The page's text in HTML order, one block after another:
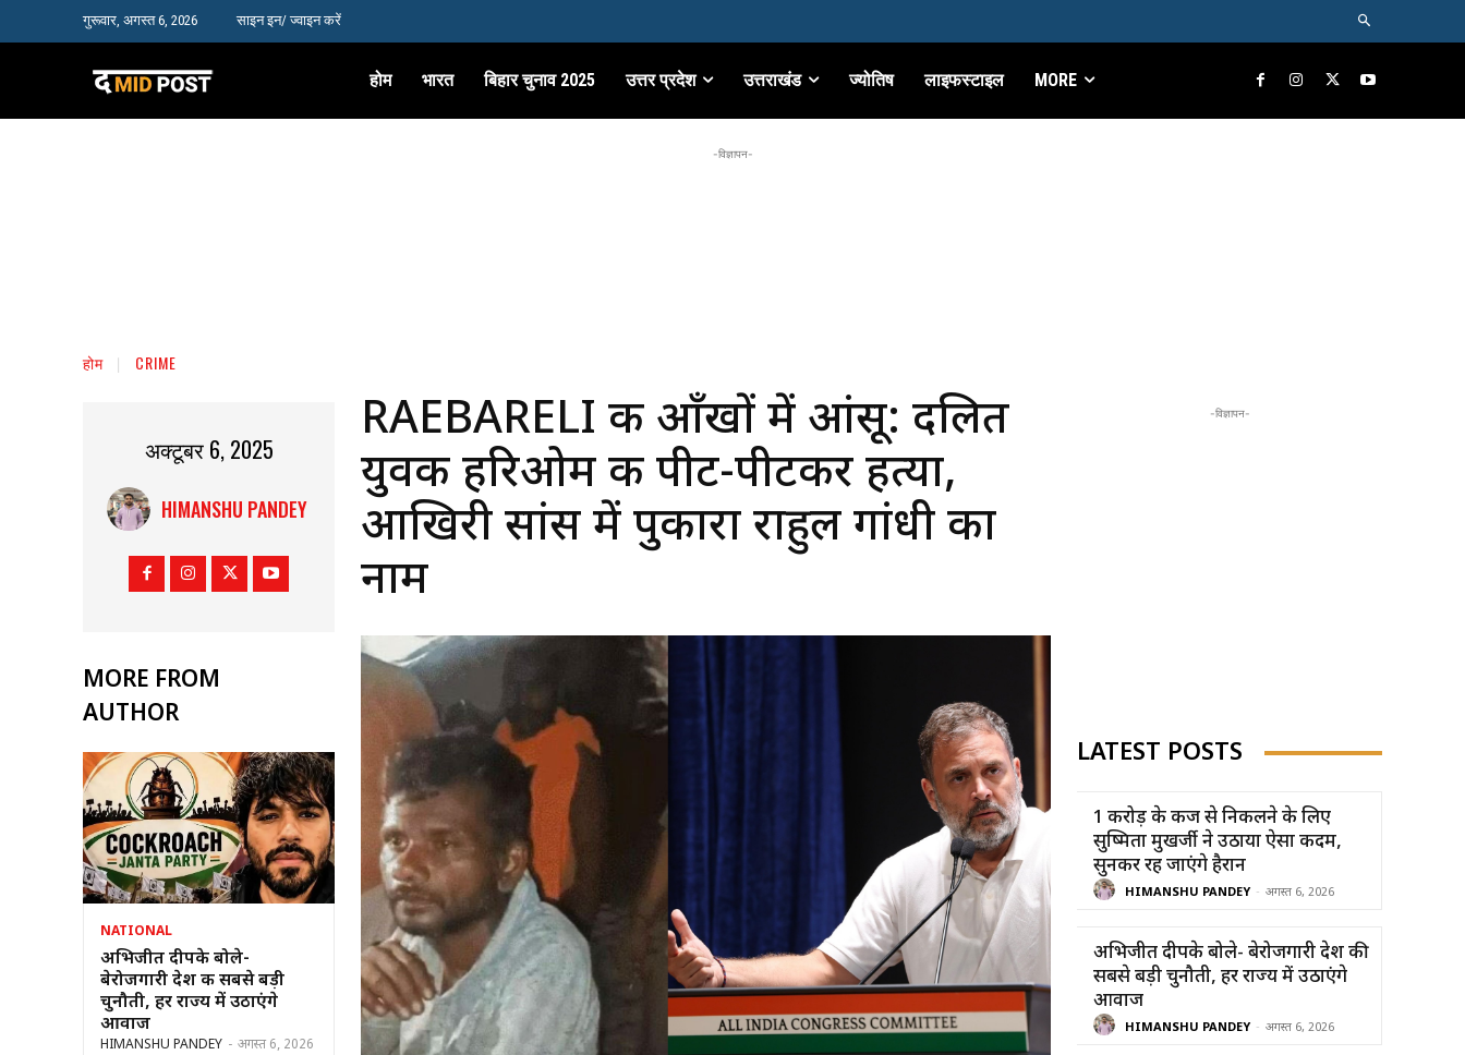
गुरूवार, अगस्त 6, 2026 साइन इन/ ज्वाइन करें
होम भारत बिहार चुनाव 2025 उत्तर प्रदेश उत्तराखंड ज्योतिष लाइफस्टाइल MORE
-विज्ञापन-
होम CRIME
अक्टूबर 6, 2025
HIMANSHU PANDEY
MORE FROM
AUTHOR
NATIONAL
अभिजीत दीपके बोले-
बेरोजगारी देश की सबसे बड़ी
चुनौती, हर राज्य में उठाएंगे
आवाज
HIMANSHU PANDEY - अगस्त 6, 2026
RAEBARELI की आँखों में आंसू: दलित
युवक हरिओम की पीट-पीटकर हत्या,
आखिरी सांस में पुकारा राहुल गांधी का
नाम
-विज्ञापन-
LATEST POSTS
1 करोड़ के कर्ज से निकलने के लिए
सुष्मिता मुखर्जी ने उठाया ऐसा कदम,
सुनकर रह जाएंगे हैरान
HIMANSHU PANDEY - अगस्त 6, 2026
अभिजीत दीपके बोले- बेरोजगारी देश की
सबसे बड़ी चुनौती, हर राज्य में उठाएंगे
आवाज
HIMANSHU PANDEY - अगस्त 6, 2026